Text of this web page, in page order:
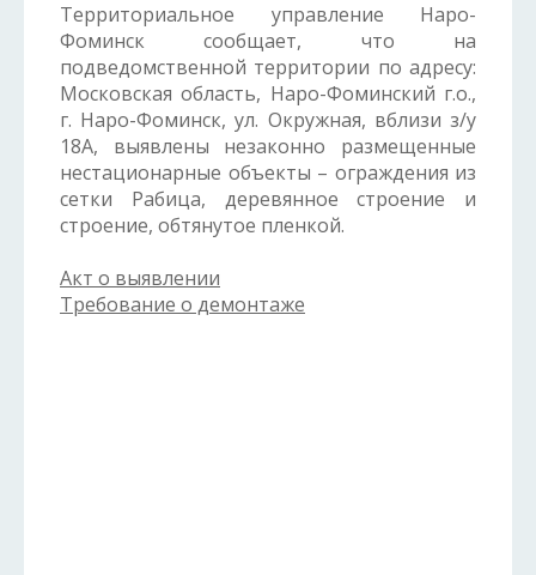
Территориальное управление Наро-
Фоминск сообщает, что на
подведомственной территории по адресу:
Московская область, Наро-Фоминский г.о.,
г. Наро-Фоминск, ул. Окружная, вблизи з/у
18А, выявлены незаконно размещенные
нестационарные объекты – ограждения из
сетки Рабица, деревянное строение и
строение, обтянутое пленкой.
Акт о выявлении
Требование о демонтаже